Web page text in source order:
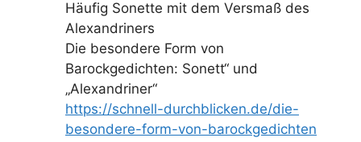
Häufig Sonette mit dem Versmaß des
Alexandriners
Die besondere Form von
Barockgedichten: Sonett“ und
„Alexandriner“
https://schnell-durchblicken.de/die-
besondere-form-von-barockgedichten